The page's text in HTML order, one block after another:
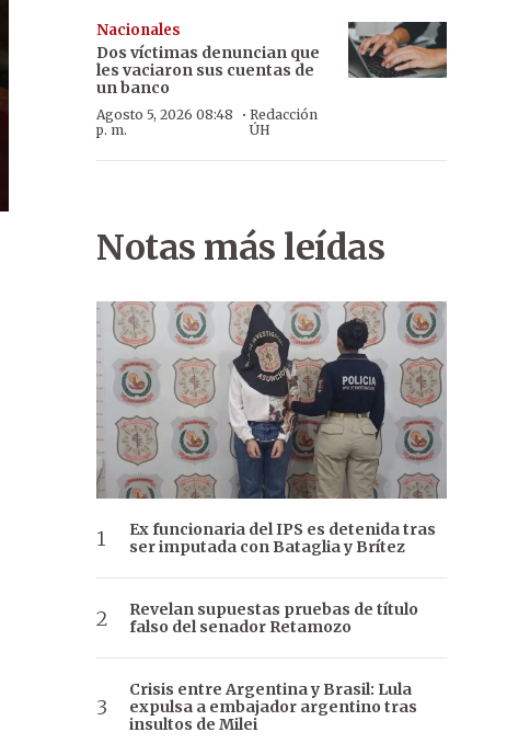
Nacionales
Dos víctimas denuncian que
les vaciaron sus cuentas de
un banco
Agosto 5, 2026 08:48
p. m.
· Redacción
ÚH
Notas más leídas
Ex funcionaria del IPS es detenida tras
ser imputada con Bataglia y Brítez
Revelan supuestas pruebas de título
falso del senador Retamozo
Crisis entre Argentina y Brasil: Lula
expulsa a embajador argentino tras
insultos de Milei